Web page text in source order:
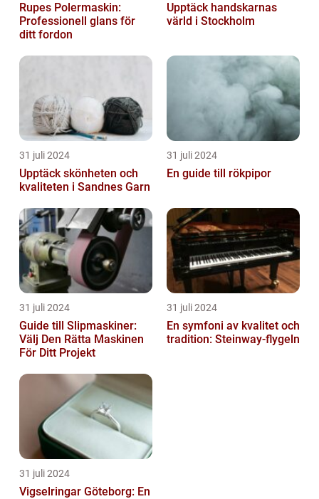
Rupes Polermaskin:
Professionell glans för
ditt fordon
Upptäck handskarnas
värld i Stockholm
31 juli 2024
Upptäck skönheten och
kvaliteten i Sandnes Garn
31 juli 2024
En guide till rökpipor
31 juli 2024
Guide till Slipmaskiner:
Välj Den Rätta Maskinen
För Ditt Projekt
31 juli 2024
En symfoni av kvalitet och
tradition: Steinway-flygeln
31 juli 2024
Vigselringar Göteborg: En